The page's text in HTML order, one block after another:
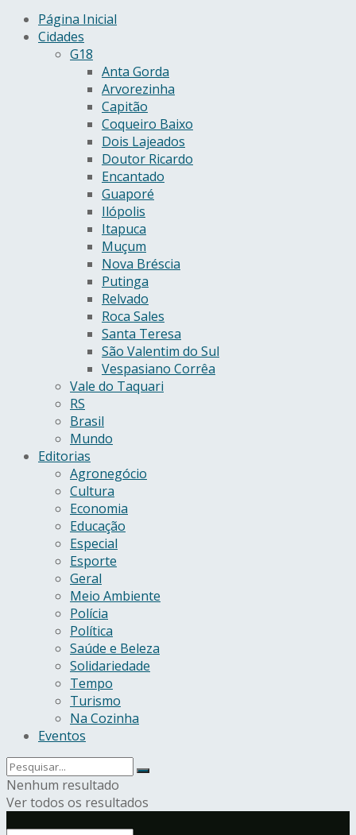
Página Inicial
Cidades
G18
Anta Gorda
Arvorezinha
Capitão
Coqueiro Baixo
Dois Lajeados
Doutor Ricardo
Encantado
Guaporé
Ilópolis
Itapuca
Muçum
Nova Bréscia
Putinga
Relvado
Roca Sales
Santa Teresa
São Valentim do Sul
Vespasiano Corrêa
Vale do Taquari
RS
Brasil
Mundo
Editorias
Agronegócio
Cultura
Economia
Educação
Especial
Esporte
Geral
Meio Ambiente
Polícia
Política
Saúde e Beleza
Solidariedade
Tempo
Turismo
Na Cozinha
Eventos
Nenhum resultado
Ver todos os resultados